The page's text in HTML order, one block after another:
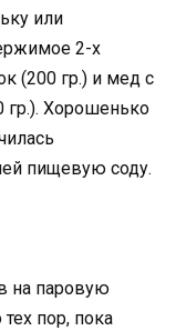
или
2-х
(200 гр.) и мед с
Хорошенько
пищевую соду.
на паровую
пор, пока